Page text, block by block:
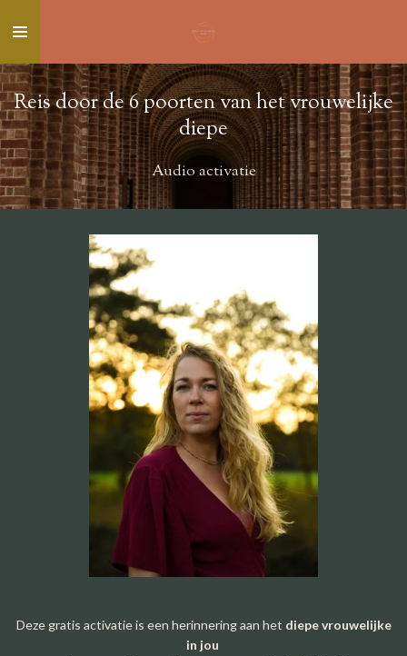
direct
de
hoofdinhoud
Reis door de 6 poorten van het vrouwelijke
diepe
Audio activatie
Deze gratis activatie is een herinnering aan het diepe vrouwelijke
in jou